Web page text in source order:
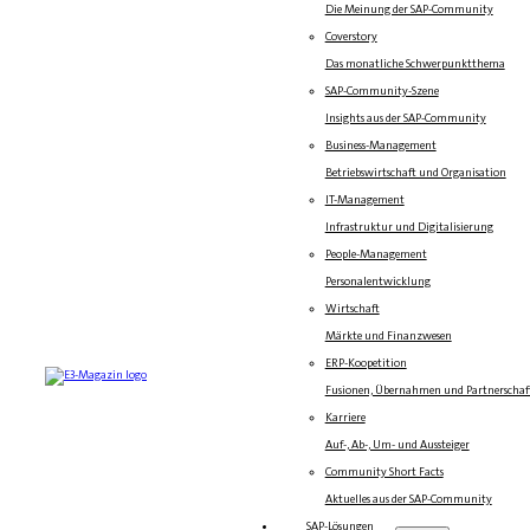
Die Meinung der SAP-Community
Coverstory
Das monatliche Schwerpunktthema
SAP-Community-Szene
Insights aus der SAP-Community
Business-Management
Betriebswirtschaft und Organisation
IT-Management
Infrastruktur und Digitalisierung
People-Management
Personalentwicklung
Wirtschaft
Märkte und Finanzwesen
ERP-Koopetition
Fusionen, Übernahmen und
Karriere
Auf-, Ab-, Um- und Aussteiger
Community Short Facts
Aktuelles aus der SAP-Community
SAP-Lösungen